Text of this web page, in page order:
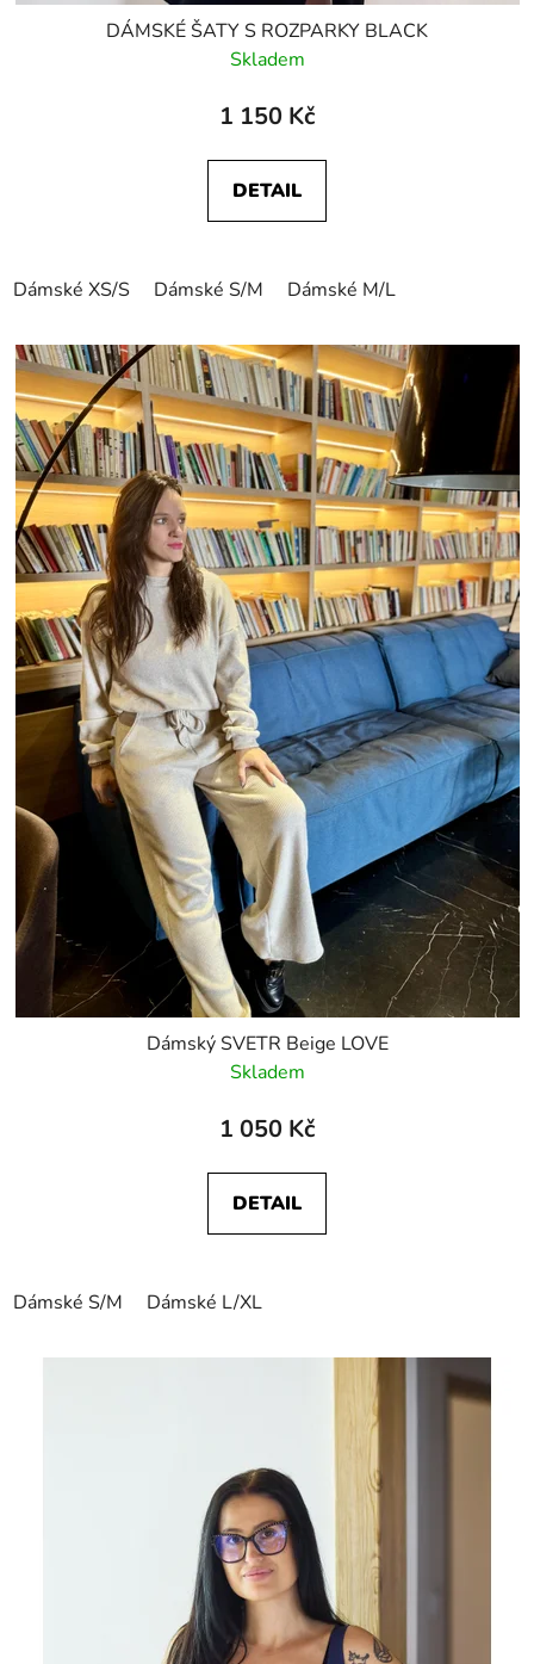
DÁMSKÉ ŠATY S ROZPARKY BLACK
Skladem
1 150 Kč
DETAIL
Dámské XS/S Dámské S/M Dámské M/L
Dámský SVETR Beige LOVE
Skladem
1 050 Kč
DETAIL
Dámské S/M Dámské L/XL